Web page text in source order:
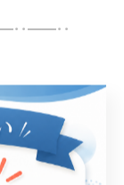
･･━━･･
中